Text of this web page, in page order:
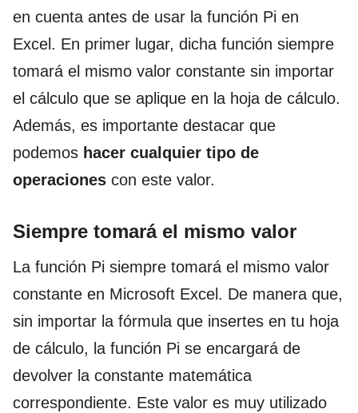
en cuenta antes de usar la función Pi en
Excel. En primer lugar, dicha función siempre
tomará el mismo valor constante sin importar
el cálculo que se aplique en la hoja de cálculo.
Además, es importante destacar que
podemos hacer cualquier tipo de
operaciones con este valor.
Siempre tomará el mismo valor
La función Pi siempre tomará el mismo valor
constante en Microsoft Excel. De manera que,
sin importar la fórmula que insertes en tu hoja
de cálculo, la función Pi se encargará de
devolver la constante matemática
correspondiente. Este valor es muy utilizado